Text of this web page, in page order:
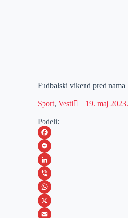
Fudbalski vikend pred nama
Sport,Vesti 19. maj 2023.
Podeli:
F
a
c
e
b
o
M
e
s
s
e
L
i
n
k
V
i
b
W
h
X